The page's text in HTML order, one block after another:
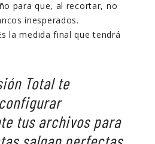
para que, al recortar, no
inesperados.
la medida final que tendrá
Total te
tus archivos para